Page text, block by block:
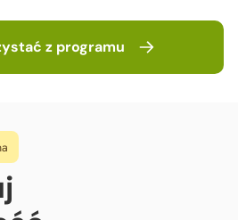
z programu